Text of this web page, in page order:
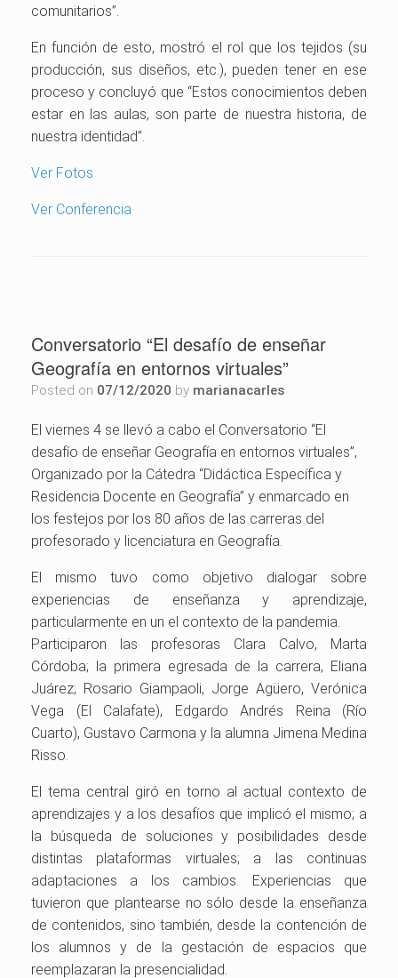
comunitarios”.
En función de esto, mostró el rol que los tejidos (su
producción, sus diseños, etc.), pueden tener en ese
proceso y concluyó que “Estos conocimientos deben
estar en las aulas, son parte de nuestra historia, de
nuestra identidad”.
Ver Fotos
Ver Conferencia
Conversatorio “El desafío de enseñar
Geografía en entornos virtuales”
Posted on 07/12/2020 by marianacarles
El viernes 4 se llevó a cabo el Conversatorio “El
desafío de enseñar Geografía en entornos virtuales”,
Organizado por la Cátedra “Didáctica Específica y
Residencia Docente en Geografía” y enmarcado en
los festejos por los 80 años de las carreras del
profesorado y licenciatura en Geografía.
El mismo tuvo como objetivo dialogar sobre
experiencias de enseñanza y aprendizaje,
particularmente en un el contexto de la pandemia.
Participaron las profesoras Clara Calvo, Marta
Córdoba; la primera egresada de la carrera, Eliana
Juárez; Rosario Giampaoli, Jorge Agüero, Verónica
Vega (El Calafate), Edgardo Andrés Reina (Río
Cuarto), Gustavo Carmona y la alumna Jimena Medina
Risso.
El tema central giró en torno al actual contexto de
aprendizajes y a los desafíos que implicó el mismo; a
la búsqueda de soluciones y posibilidades desde
distintas plataformas virtuales; a las continuas
adaptaciones a los cambios. Experiencias que
tuvieron que plantearse no sólo desde la enseñanza
de contenidos, sino también, desde la contención de
los alumnos y de la gestación de espacios que
reemplazaran la presencialidad.